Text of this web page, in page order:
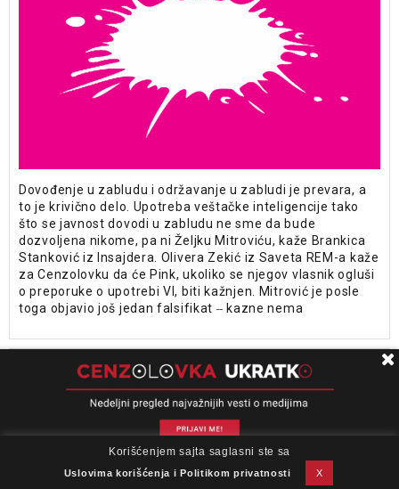
Dovođenje u zabludu i održavanje u zabludi je prevara, a
to je krivično delo. Upotreba veštačke inteligencije tako
što se javnost dovodi u zabludu ne sme da bude
dozvoljena nikome, pa ni Željku Mitroviću, kaže Brankica
Stanković iz Insajdera. Olivera Zekić iz Saveta REM-a kaže
za Cenzolovku da će Pink, ukoliko se njegov vlasnik ogluši
o preporuke o upotrebi VI, biti kažnjen. Mitrović je posle
toga objavio još jedan falsifikat ‒ kazne nema
28. AVG 2023.
Tekst Željka Mitrovića je
prirodno neinteligentan, što bi
mladi rekli – krindž:
Sagovornici Danasa o još jednoj
Impresum Podrška Kontakt
Newsletter
Uslovi korišćenja
Korišćenjem sajta saglasni ste sa
Uslovima korišćenja i Politikom privatnosti X